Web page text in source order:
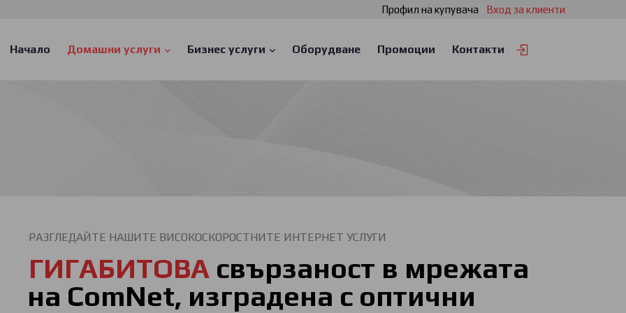
Профил на купувача Вход за клиенти
navigation
Начало Домашни услуги Бизнес услуги Оборудване Промоции Контакти
РАЗГЛЕДАЙТЕ НАШИТЕ ВИСОКОСКОРОСТНИТЕ ИНТЕРНЕТ УСЛУГИ
ГИГАБИТОВА свързаност в мрежата
на ComNet, изградена с оптични